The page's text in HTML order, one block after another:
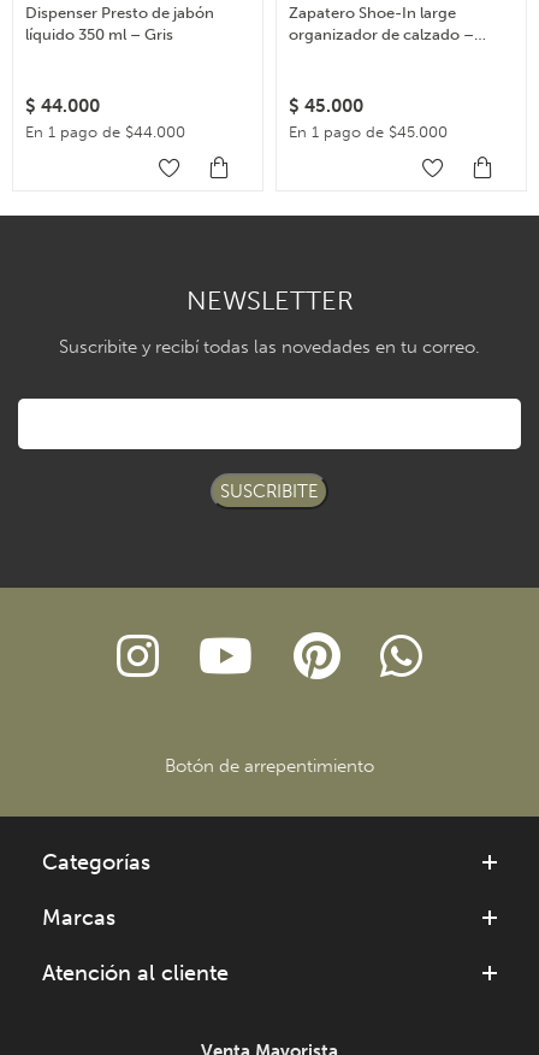
Dispenser Presto de jabón
líquido 350 ml – Gris
$ 44.000
En 1 pago de $44.000
Zapatero Shoe-In large
organizador de calzado –
$ 45.000
En 1 pago de $45.000
NEWSLETTER
Suscribite y recibí todas las novedades en tu correo.
SUSCRIBITE
Botón de arrepentimiento
Categorías
Marcas
Atención al cliente